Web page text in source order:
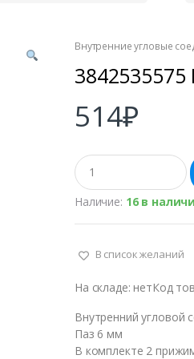
Внутренние угловые
514₽
К
о
л
и
т
о
Наличие: 16 в
В список желаний
На складе: нетКод
Внутренний угловой
Паз 6 мм
В комплекте 2